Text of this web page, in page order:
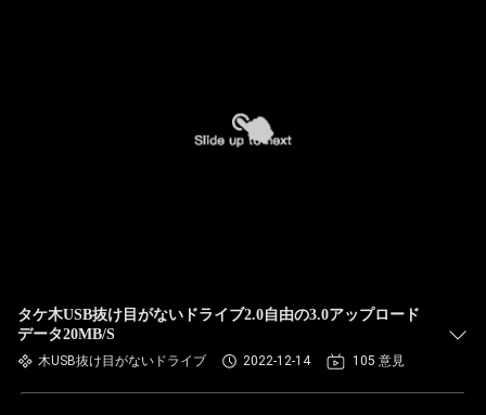
タケ木USB抜け目がないドライブ2.0自由の3.0アップロード
データ20MB/S
木USB抜け目がないドライブ 2022-12-14 105 意見